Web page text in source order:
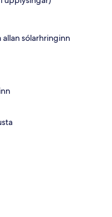
sólarhringinn